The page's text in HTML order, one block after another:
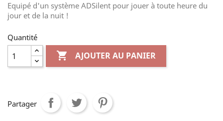
Equipé d'un système ADSilent pour jouer à toute heure du
jour et de la nuit !
Quantité
 AJOUTER AU PANIER
Partager